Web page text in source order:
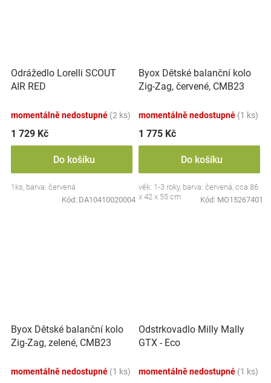
Odrážedlo Lorelli SCOUT
AIR RED
momentálně nedostupné (2 ks)
1 729 Kč
Do košíku
1ks, barva: červená
Kód: DA10410020004
Byox Dětské balanční kolo
Zig-Zag, červené, CMB23
momentálně nedostupné (1 ks)
1 775 Kč
Do košíku
věk: 1-3 roky, barva: červená, cca 86
x 42 x 55 cm
Kód: MO15267401
Byox Dětské balanční kolo
Zig-Zag, zelené, CMB23
momentálně nedostupné (1 ks)
Odstrkovadlo Milly Mally
GTX - Eco
momentálně nedostupné (1 ks)